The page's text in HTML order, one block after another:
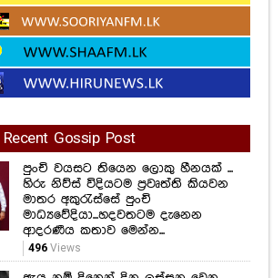
Recent Gossip Post
පුංචි වයසට තියෙන ලොකු හීනයක් ...
හිරු නිව්ස් විදියටම ප්‍රවෘත්ති කියවන
මාතර අකුරැස්සේ පුංචි
ආදරණීය කතාව මෙන්න...
496Views
ඇය නම් දිනෙන් දින ලස්සන වෙන
තාරකාවක්... දිනක්ෂි ප්‍රියසාද් මුහුණු
පොතට එකතු කළ සුන්දර
Photoshoot එක මෙන්න! ඇයගේ මේ
ලස්සන කොහොමද කියලා
බලන්නකෝ..
Views